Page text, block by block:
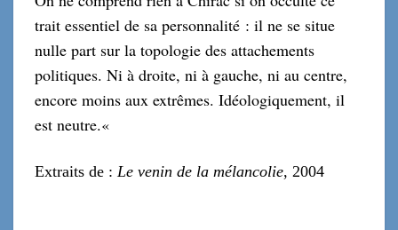
trait essentiel de sa personnalité : il ne se situe
nulle part sur la topologie des attachements
politiques. Ni à droite, ni à gauche, ni au centre,
encore moins aux extrêmes. Idéologiquement, il
est neutre.«
Extraits de : Le venin de la mélancolie, 2004